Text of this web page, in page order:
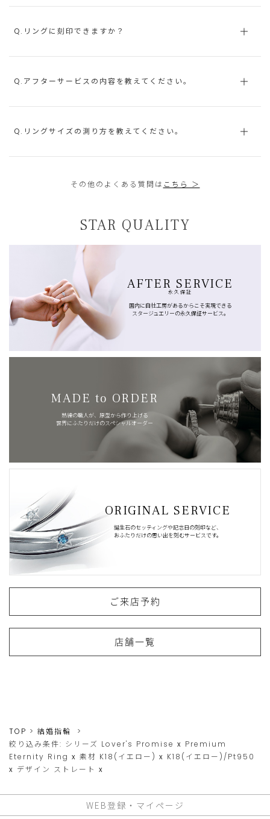
Q.リングに刻印できますか？
Q.アフターサービスの内容を教えてください。
Q.リングサイズの測り方を教えてください。
その他のよくある質問は こちら ＞
STAR QUALITY
AFTER SERVICE
永久保証
国内に自社工房があるからこそ実現できる
スタージュエリーの永久保証サービス。
MADE to ORDER
熟練の職人が、原型から作り上げる
世界にふたりだけのスペシャルオーダー
ORIGINAL SERVICE
誕生石のセッティングや記念日の刻印など、
おふたりだけの思い出を刻むサービスです。
ご来店予約
店舗一覧
TOP
結婚指輪
絞り込み条件: シリーズ Lover's Promise x Premium
Eternity Ring x 素材 K18(イエロー) x K18(イエロー)/Pt950
x デザイン ストレート x
WEB登録・マイページ